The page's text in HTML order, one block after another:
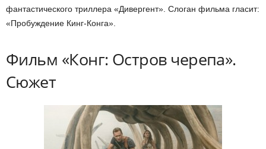
фантастического триллера «Дивергент». Слоган фильма гласит:
«Пробуждение Кинг-Конга».
Фильм «Конг: Остров черепа».
Сюжет